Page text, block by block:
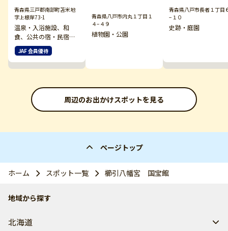
青森県三戸郡南部町苫米地
字上根岸73-1
温泉・入浴施設、和
食、公共の宿・民宿・
ペンション他
JAF 会員優待
青森県八戸市内丸１丁目１
４−４９
植物園・公園
青森県八戸市長者１丁目
−１０
史跡・庭園
周辺のお出かけスポットを見る
ページトップ
ホーム スポット一覧 櫛引八幡宮 国宝館
地域から探す
北海道